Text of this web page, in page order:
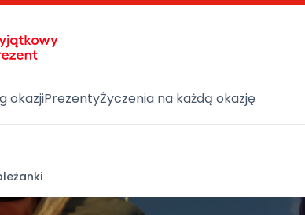
okazjiPrezentyŻyczenia na każdą okazję